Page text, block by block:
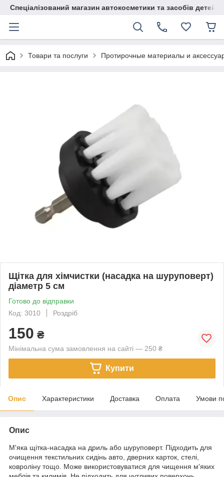
Спеціалізований магазин автокосметики та засобів
Товари та послуги Протирочные материалы и
Щітка для хімчистки (насадка на шуруповерт)
діаметр 5 см
Готово до відправки
Код: 3010
Роздріб
150 ₴
Мінімальна сума замовлення на сайті — 250 ₴
Купити
Опис Характеристики Доставка Оплата Умови
Опис
М'яка щітка-насадка на дриль або шуруповерт. Підходить для
очищення текстильних сидінь авто, дверних карток, стелі,
ковроліну тощо. Може використовуватися для чищення м'яких